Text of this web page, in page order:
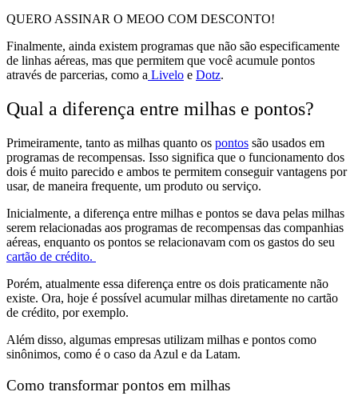
QUERO ASSINAR O MEOO COM DESCONTO!
Finalmente, ainda existem programas que não são especificamente
de linhas aéreas, mas que permitem que você acumule pontos
através de parcerias, como a Livelo e Dotz.
Qual a diferença entre milhas e pontos?
Primeiramente, tanto as milhas quanto os pontos são usados em
programas de recompensas. Isso significa que o funcionamento dos
dois é muito parecido e ambos te permitem conseguir vantagens por
usar, de maneira frequente, um produto ou serviço.
Inicialmente, a diferença entre milhas e pontos se dava pelas milhas
serem relacionadas aos programas de recompensas das companhias
aéreas, enquanto os pontos se relacionavam com os gastos do seu
cartão de crédito.
Porém, atualmente essa diferença entre os dois praticamente não
existe. Ora, hoje é possível acumular milhas diretamente no cartão
de crédito, por exemplo.
Além disso, algumas empresas utilizam milhas e pontos como
sinônimos, como é o caso da Azul e da Latam.
Como transformar pontos em milhas